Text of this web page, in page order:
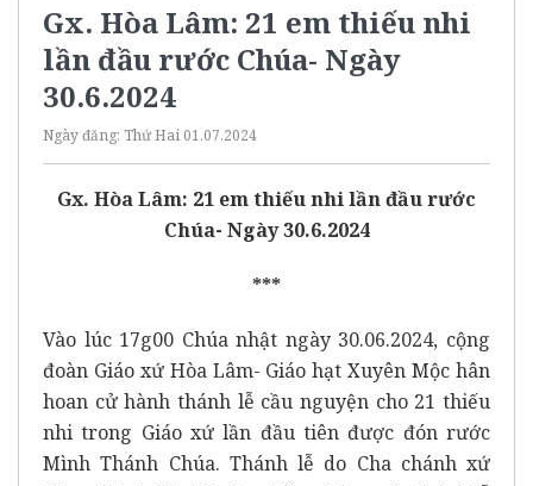
Gx. Hòa Lâm: 21 em thiếu nhi
lần đầu rước Chúa- Ngày
30.6.2024
Ngày đăng: Thứ Hai 01.07.2024
Gx. Hòa Lâm: 21 em thiếu nhi lần đầu rước
Chúa- Ngày 30.6.2024
***
Vào lúc 17g00 Chúa nhật ngày 30.06.2024, cộng
đoàn Giáo xứ Hòa Lâm- Giáo hạt Xuyên Mộc hân
hoan cử hành thánh lễ cầu nguyện cho 21 thiếu
nhi trong Giáo xứ lần đầu tiên được đón rước
Mình Thánh Chúa. Thánh lễ do Cha chánh xứ